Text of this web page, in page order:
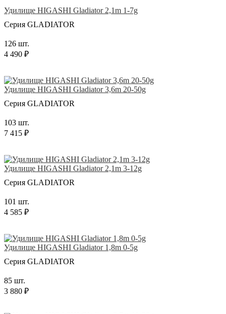
Удилище HIGASHI Gladiator 2,1m 1-7g
Серия GLADIATOR
126 шт.
4 490 ₽
Удилище HIGASHI Gladiator 3,6m 20-50g
Серия GLADIATOR
103 шт.
7 415 ₽
Удилище HIGASHI Gladiator 2,1m 3-12g
Серия GLADIATOR
101 шт.
4 585 ₽
Удилище HIGASHI Gladiator 1,8m 0-5g
Серия GLADIATOR
85 шт.
3 880 ₽